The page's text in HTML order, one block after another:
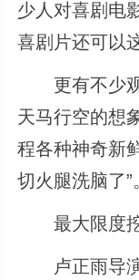
少人对喜剧电
喜剧片还可以
更有不少观
天马行空的想
程各种神奇新
切火腿洗脑了”
最大限度挖
卢正雨导演